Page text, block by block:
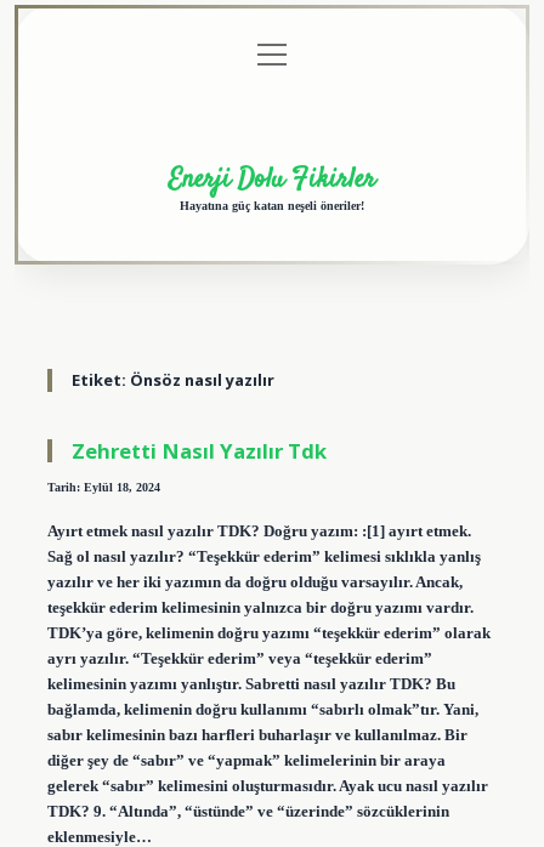
menüyü
aç
Enerji Dolu Fikirler
Hayatına güç katan neşeli öneriler!
Etiket: Önsöz nasıl yazılır
Zehretti Nasıl Yazılır Tdk
Tarih: Eylül 18, 2024
Ayırt etmek nasıl yazılır TDK? Doğru yazım: :[1] ayırt etmek.
Sağ ol nasıl yazılır? “Teşekkür ederim” kelimesi sıklıkla yanlış
yazılır ve her iki yazımın da doğru olduğu varsayılır. Ancak,
teşekkür ederim kelimesinin yalnızca bir doğru yazımı vardır.
TDK’ya göre, kelimenin doğru yazımı “teşekkür ederim” olarak
ayrı yazılır. “Teşekkür ederim” veya “teşekkür ederim”
kelimesinin yazımı yanlıştır. Sabretti nasıl yazılır TDK? Bu
bağlamda, kelimenin doğru kullanımı “sabırlı olmak”tır. Yani,
sabır kelimesinin bazı harfleri buharlaşır ve kullanılmaz. Bir
diğer şey de “sabır” ve “yapmak” kelimelerinin bir araya
gelerek “sabır” kelimesini oluşturmasıdır. Ayak ucu nasıl yazılır
TDK? 9. “Altında”, “üstünde” ve “üzerinde” sözcüklerinin
eklenmesiyle…